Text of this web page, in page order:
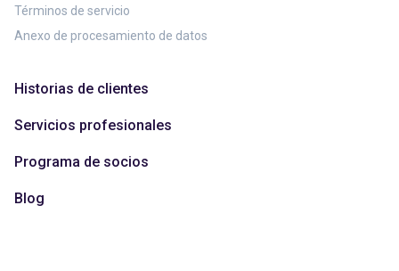
Términos de servicio
Anexo de procesamiento de datos
Historias de clientes
Servicios profesionales
Programa de socios
Blog